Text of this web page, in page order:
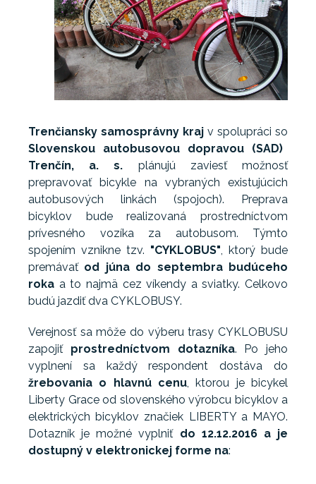
Trenčiansky samosprávny kraj v spolupráci so
Slovenskou autobusovou dopravou (SAD)
Trenčín, a. s. plánujú zaviesť možnosť
prepravovať bicykle na vybraných existujúcich
autobusových linkách (spojoch). Preprava
bicyklov bude realizovaná prostredníctvom
prívesného vozíka za autobusom. Týmto
spojením vznikne tzv. "CYKLOBUS" , ktorý bude
premávať od júna do septembra budúceho
roka a to najmä cez víkendy a sviatky. Celkovo
budú jazdiť dva CYKLOBUSY.
Verejnosť sa môže do výberu trasy CYKLOBUSU
zapojiť prostredníctvom dotazníka. Po jeho
vyplnení sa každý respondent dostáva do
žrebovania o hlavnú cenu , ktorou je bicykel
Liberty Grace od slovenského výrobcu bicyklov a
elektrických bicyklov značiek LIBERTY a MAYO.
Dotazník je možné vyplniť do 12.12.2016 a je
dostupný v elektronickej forme na: